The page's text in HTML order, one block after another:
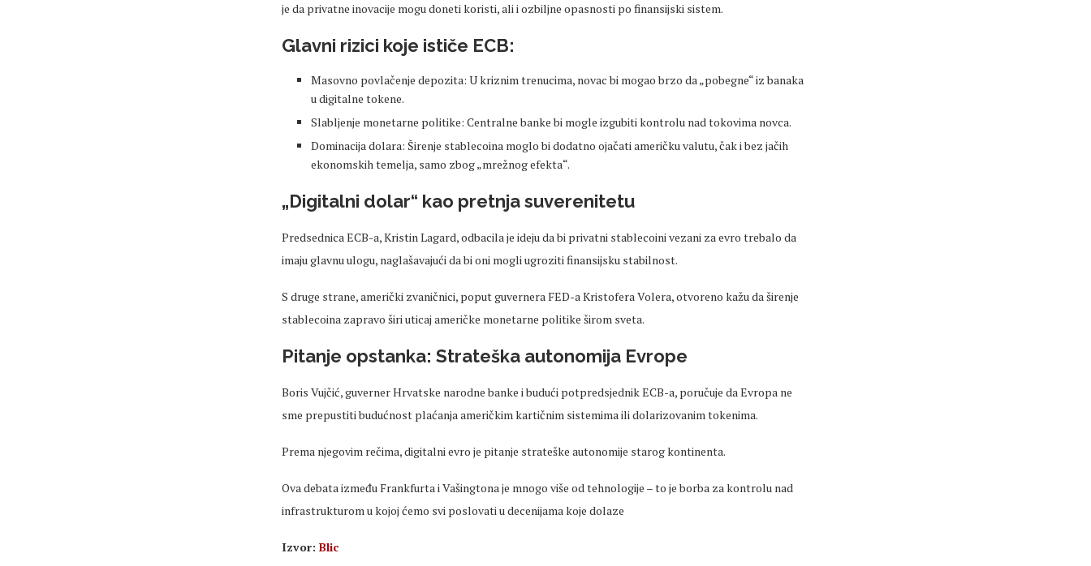
je da privatne inovacije mogu doneti koristi, ali i ozbiljne opasnosti po finansijski sistem.
Glavni rizici koje ističe ECB:
Masovno povlačenje depozita: U kriznim trenucima, novac bi mogao brzo da „pobegne“ iz banaka
u digitalne tokene.
Slabljenje monetarne politike: Centralne banke bi mogle izgubiti kontrolu nad tokovima novca.
Dominacija dolara: Širenje stablecoina moglo bi dodatno ojačati američku valutu, čak i bez jačih
ekonomskih temelja, samo zbog „mrežnog efekta“.
„Digitalni dolar“ kao pretnja suverenitetu
Predsednica ECB-a, Kristin Lagard, odbacila je ideju da bi privatni stablecoini vezani za evro trebalo da
imaju glavnu ulogu, naglašavajući da bi oni mogli ugroziti finansijsku stabilnost.
S druge strane, američki zvaničnici, poput guvernera FED-a Kristofera Volera, otvoreno kažu da širenje
stablecoina zapravo širi uticaj američke monetarne politike širom sveta.
Pitanje opstanka: Strateška autonomija Evrope
Boris Vujčić, guverner Hrvatske narodne banke i budući potpredsjednik ECB-a, poručuje da Evropa ne
sme prepustiti budućnost plaćanja američkim kartičnim sistemima ili dolarizovanim tokenima.
Prema njegovim rečima, digitalni evro je pitanje strateške autonomije starog kontinenta.
Ova debata između Frankfurta i Vašingtona je mnogo više od tehnologije – to je borba za kontrolu nad
infrastrukturom u kojoj ćemo svi poslovati u decenijama koje dolaze
Izvor: Blic